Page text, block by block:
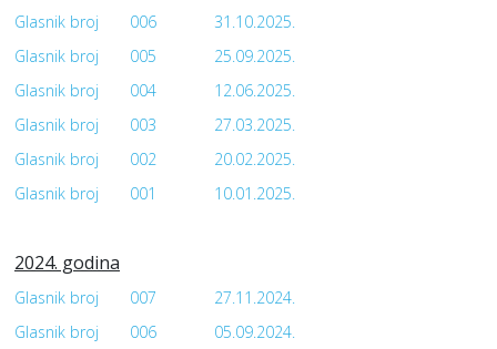
Glasnik broj
006
31.10.2025.
Glasnik broj
005
25.09.2025.
Glasnik broj
004
12.06.2025.
Glasnik broj
003
27.03.2025.
Glasnik broj
002
20.02.2025.
Glasnik broj
001 10.01.2025.
2024. godina
Glasnik broj 007
27.11.2024.
Glasnik broj
006
05.09.2024.